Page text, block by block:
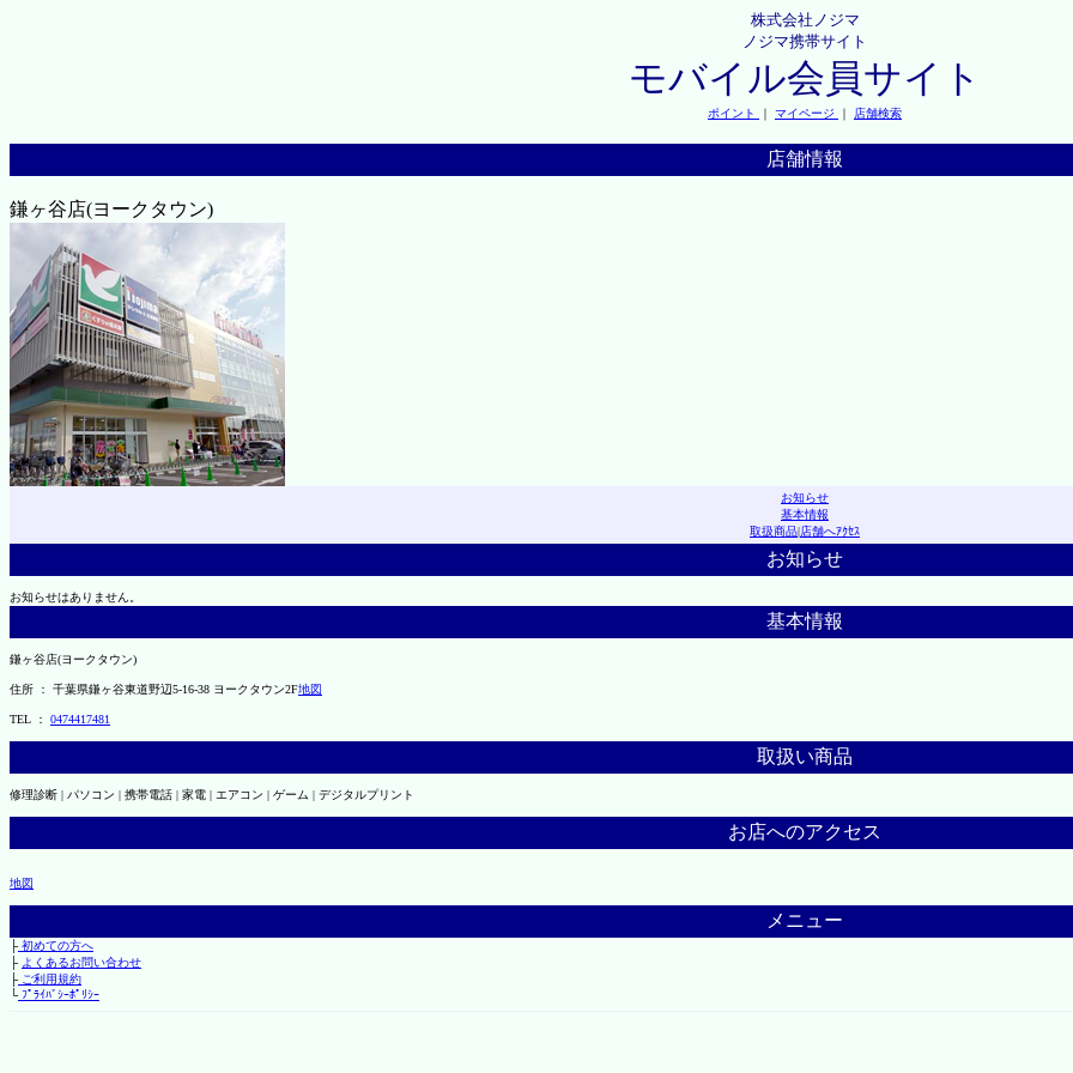
株式会社ノジマ
ノジマ携帯サイト
モバイル会員サイト
ポイント ｜ マイページ ｜ 店舗検索
店舗情報
鎌ヶ谷店(ヨークタウン)
お知らせ
基本情報
取扱商品|店舗へｱｸｾｽ
お知らせ
お知らせはありません。
基本情報
鎌ヶ谷店(ヨークタウン)
住所 ： 千葉県鎌ヶ谷東道野辺5-16-38 ヨークタウン2F地図
TEL ： 0474417481
取扱い商品
修理診断 | パソコン | 携帯電話 | 家電 | エアコン | ゲーム | デジタルプリント
お店へのアクセス
地図
メニュー
├初めての方へ
├ よくあるお問い合わせ
├ご利用規約
└ﾌﾟﾗｲﾊﾞｼｰﾎﾟﾘｼｰ